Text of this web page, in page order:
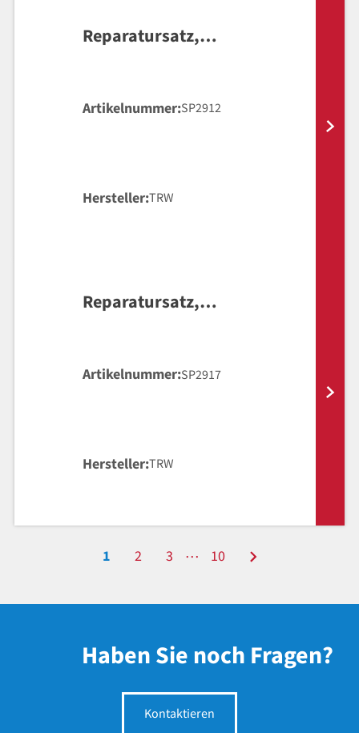
Reparatursatz,
Artikelnummer SP2912
Hersteller TRW
Reparatursatz,
Artikelnummer SP2917
Hersteller TRW
1 2 3 … 10
Haben Sie noch Fragen?
Kontaktieren